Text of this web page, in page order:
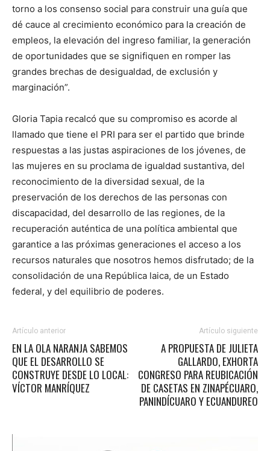
torno a los consenso social para construir una guía que
dé cauce al crecimiento económico para la creación de
empleos, la elevación del ingreso familiar, la generación
de oportunidades que se signifiquen en romper las
grandes brechas de desigualdad, de exclusión y
marginación”.
Gloria Tapia recalcó que su compromiso es acorde al
llamado que tiene el PRI para ser el partido que brinde
respuestas a las justas aspiraciones de los jóvenes, de
las mujeres en su proclama de igualdad sustantiva, del
reconocimiento de la diversidad sexual, de la
preservación de los derechos de las personas con
discapacidad, del desarrollo de las regiones, de la
recuperación auténtica de una política ambiental que
garantice a las próximas generaciones el acceso a los
recursos naturales que nosotros hemos disfrutado; de la
consolidación de una República laica, de un Estado
federal, y del equilibrio de poderes.
Artículo anterior
EN LA OLA NARANJA SABEMOS
QUE EL DESARROLLO SE
CONSTRUYE DESDE LO LOCAL:
VÍCTOR MANRÍQUEZ
Artículo siguiente
A PROPUESTA DE JULIETA
GALLARDO, EXHORTA
CONGRESO PARA REUBICACIÓN
DE CASETAS EN ZINAPÉCUARO,
PANINDÍCUARO Y ECUANDUREO